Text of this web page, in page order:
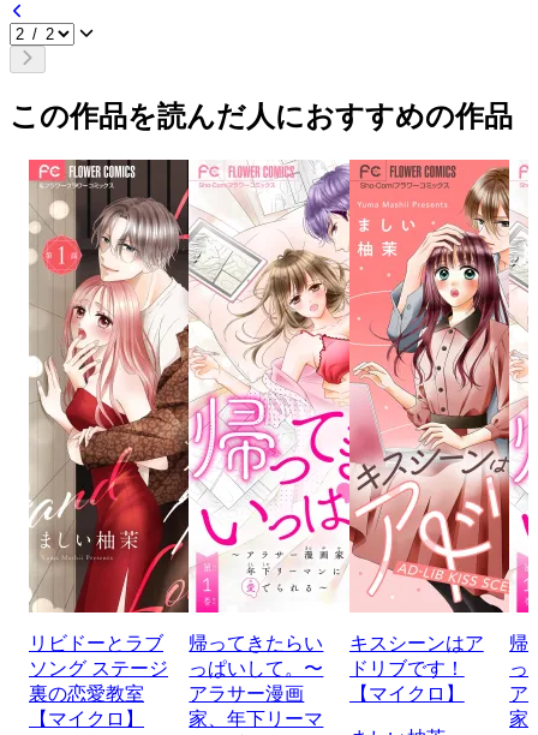
この作品を読んだ人におすすめの作品
リビドーとラブ
ソング ステージ
裏の恋愛教室
【マイクロ】
帰ってきたらい
っぱいして。〜
アラサー漫画
家、年下リーマ
キスシーンはア
ドリブです！
【マイクロ】
帰
っ
ア
家